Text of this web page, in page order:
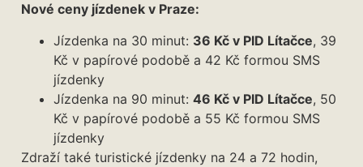
Nové ceny jízdenek v Praze:
Jízdenka na 30 minut: 36 Kč v PID Lítačce, 39
Kč v papírové podobě a 42 Kč formou SMS
jízdenky
Jízdenka na 90 minut: 46 Kč v PID Lítačce, 50
Kč v papírové podobě a 55 Kč formou SMS
jízdenky
Zdraží také turistické jízdenky na 24 a 72 hodin,